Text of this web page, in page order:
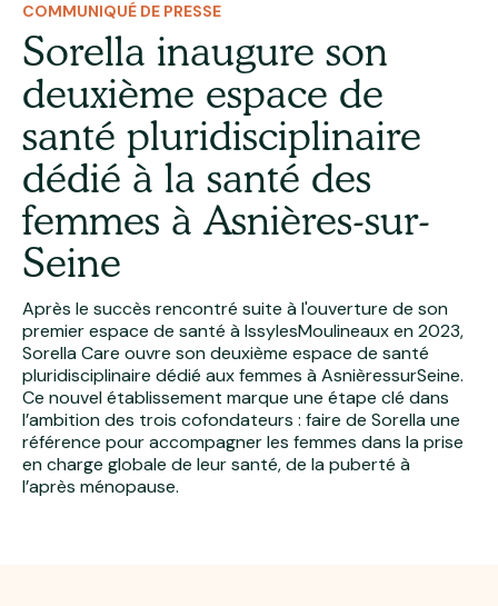
COMMUNIQUÉ DE PRESSE
Sorella inaugure son
deuxième espace de
santé pluridisciplinaire
dédié à la santé des
femmes à Asnières­-sur­-
Seine
Après le succès rencontré suite à l'ouverture de son
premier espace de santé à Issy­les­Moulineaux en 2023,
Sorella Care ouvre son deuxième espace de santé
pluridisciplinaire dédié aux femmes à Asnières­sur­Seine.
Ce nouvel établissement marque une étape clé dans
l’ambition des trois cofondateurs : faire de Sorella une
référence pour accompagner les femmes dans la prise
en charge globale de leur santé, de la puberté à
l’après­ ménopause.